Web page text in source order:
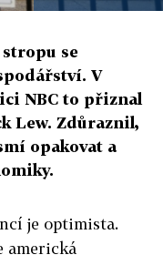
se
V
NBC to přiznal
Lew. Zdůraznil,
opakovat a
je optimista.
americká